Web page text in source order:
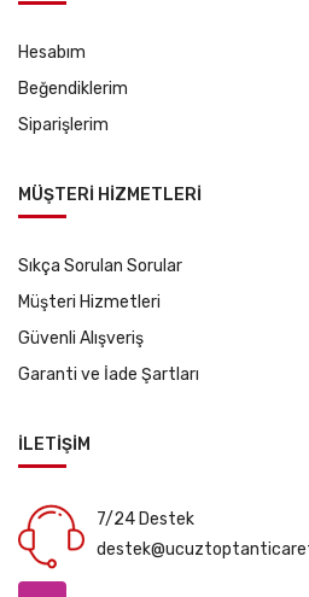
Hesabım
Beğendiklerim
Siparişlerim
MÜŞTERİ HİZMETLERİ
Sıkça Sorulan Sorular
Müşteri Hizmetleri
Güvenli Alışveriş
Garanti ve İade Şartları
İLETİŞİM
7/24 Destek